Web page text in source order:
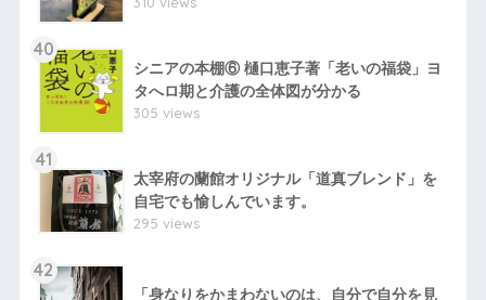
40
シニアの本棚⑥ 樋口恵子著「老いの福袋」ヨ
タへロ期と介護の全体図が分かる
305 views
41
太宰府の蘭館オリジナル「道真ブレンド」を
自宅でも愉しんでいます。
295 views
42
「身なりをかまわないのは、自分で自分を見